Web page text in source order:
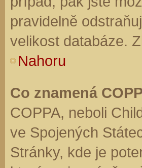
pravidelně
velikost databáze.
Nahoru
Co znamená
COPPA, neboli
ve Spojených
Stránky, kde je